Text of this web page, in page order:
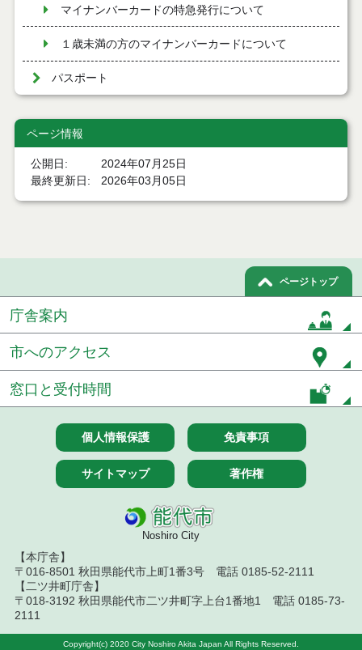
マイナンバーカードの特急発行について
１歳未満の方のマイナンバーカードについて
パスポート
ページ情報
公開日
2024年07月25日
最終更新日
2026年03月05日
ページトップ
庁舎案内
市へのアクセス
窓口と受付時間
個人情報保護 免責事項
サイトマップ 著作権
Noshiro City
【本庁舎】
〒016-8501 秋田県能代市上町1番3号 電話 0185-52-2111
【二ツ井町庁舎】
〒018-3192 秋田県能代市二ツ井町字上台1番地1 電話 0185-73-
2111
Copyright(c) 2020 City Noshiro Akita Japan All Rights Reserved.